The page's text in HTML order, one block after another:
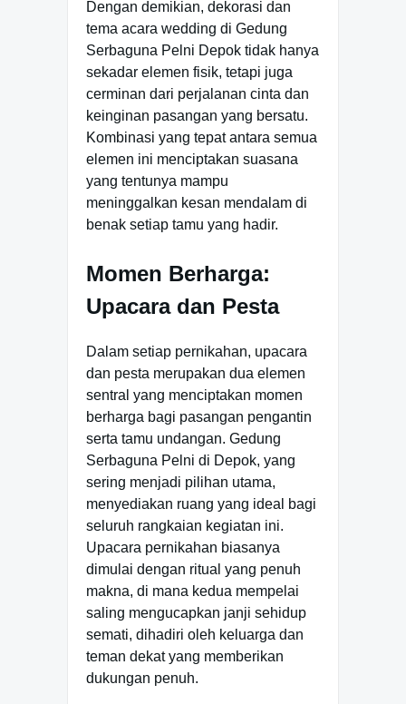
Dengan demikian, dekorasi dan
tema acara wedding di Gedung
Serbaguna Pelni Depok tidak hanya
sekadar elemen fisik, tetapi juga
cerminan dari perjalanan cinta dan
keinginan pasangan yang bersatu.
Kombinasi yang tepat antara semua
elemen ini menciptakan suasana
yang tentunya mampu
meninggalkan kesan mendalam di
benak setiap tamu yang hadir.
Momen Berharga:
Upacara dan Pesta
Dalam setiap pernikahan, upacara
dan pesta merupakan dua elemen
sentral yang menciptakan momen
berharga bagi pasangan pengantin
serta tamu undangan. Gedung
Serbaguna Pelni di Depok, yang
sering menjadi pilihan utama,
menyediakan ruang yang ideal bagi
seluruh rangkaian kegiatan ini.
Upacara pernikahan biasanya
dimulai dengan ritual yang penuh
makna, di mana kedua mempelai
saling mengucapkan janji sehidup
semati, dihadiri oleh keluarga dan
teman dekat yang memberikan
dukungan penuh.